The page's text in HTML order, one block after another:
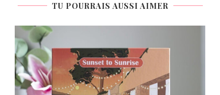
TU POURRAIS AUSSI AIMER